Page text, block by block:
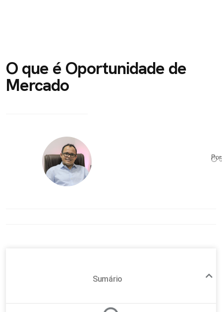
O que é Oportunidade de
Mercado
⏱
Sumário